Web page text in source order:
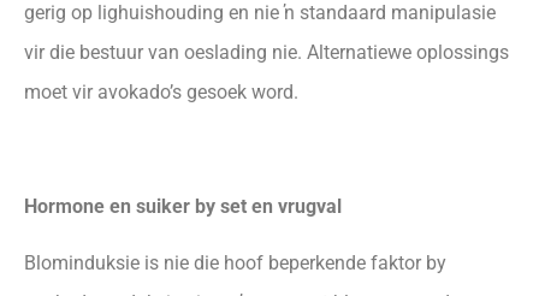
gerig op lighuishouding en nie ŉ standaard manipulasie
vir die bestuur van oeslading nie. Alternatiewe oplossings
moet vir avokado’s gesoek word.
Hormone en suiker by set en vrugval
Blominduksie is nie die hoof beperkende faktor by